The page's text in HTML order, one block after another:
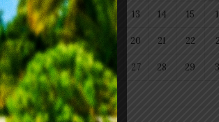
10 11 12 13 14 15
17 18 20 21 22
24 25 26 27 28 29
31
« Juil